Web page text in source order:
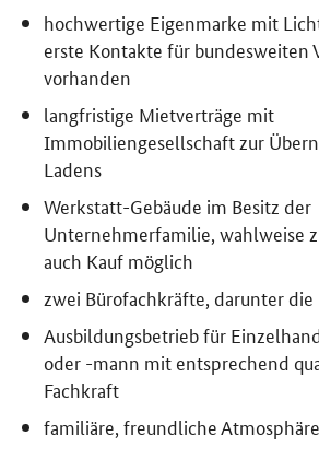
hochwertige Eigenmarke mit
erste Kontakte für bundesweiten
vorhanden
langfristige Mietverträge mit
Immobiliengesellschaft zur
Ladens
Werkstatt-Gebäude im Besitz der
Unternehmerfamilie, wahlweise
auch Kauf möglich
zwei Bürofachkräfte, darunter
Ausbildungsbetrieb für
oder -mann mit entsprechend
Fachkraft
familiäre, freundliche Atmosphäre